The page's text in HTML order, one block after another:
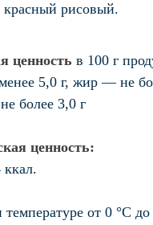
красный рисовый.
ценность в 100 г
5,0 г, жир — не
более 3,0 г
ценность:
ккал.
от 0 °C